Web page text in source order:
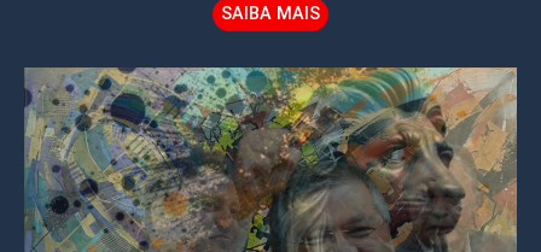
SAIBA MAIS